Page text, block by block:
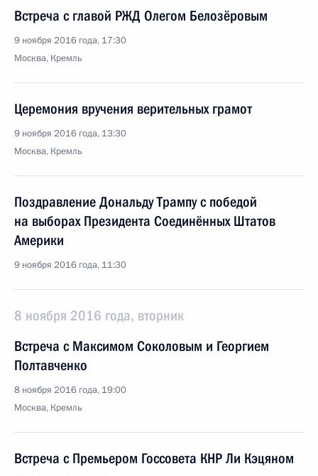
Встреча с главой РЖД Олегом Белозёровым
9 ноября 2016 года, 17:30
Москва, Кремль
Церемония вручения верительных грамот
9 ноября 2016 года, 13:30
Москва, Кремль
Поздравление Дональду Трампу с победой
на выборах Президента Соединённых Штатов
Америки
9 ноября 2016 года, 11:30
8 ноября 2016 года, вторник
Встреча с Максимом Соколовым и Георгием
Полтавченко
8 ноября 2016 года, 19:00
Москва, Кремль
Встреча с Премьером Госсовета КНР Ли Кэцяном